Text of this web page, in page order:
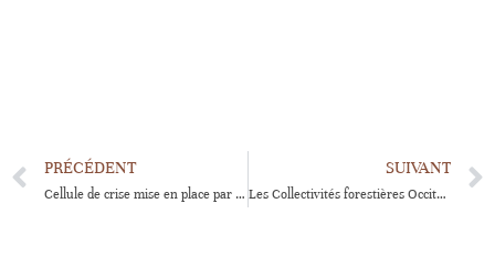
PRÉCÉDENT
Cellule de crise mise en place par les Collectivités forestières
SUIVANT
Les Collectivités forestières Occitanie publient de nouveaux guides à destination des élus